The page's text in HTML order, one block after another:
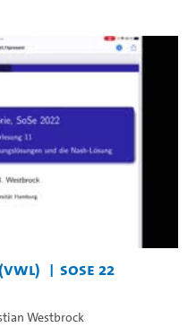
SoSe 22
Westbrock